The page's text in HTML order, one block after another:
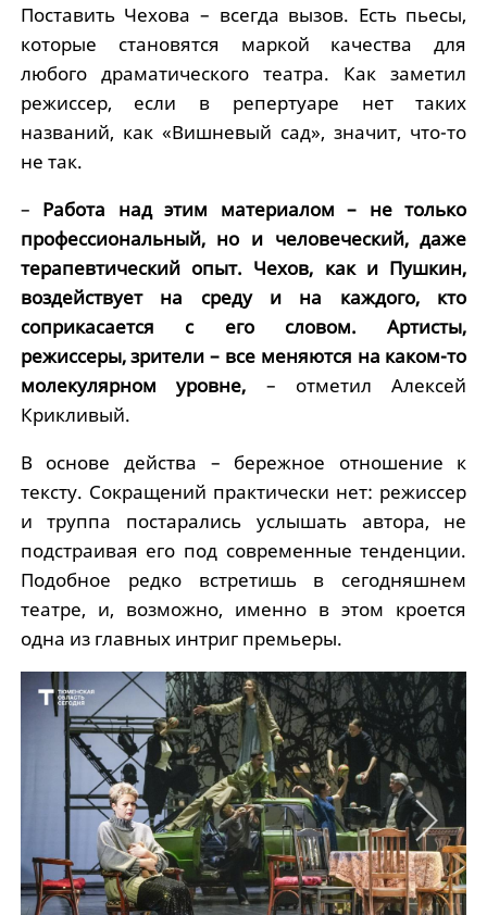
Поставить Чехова – всегда вызов. Есть пьесы,
которые становятся маркой качества для
любого драматического театра. Как заметил
режиссер, если в репертуаре нет таких
названий, как «Вишневый сад», значит, что-то
не так.
– Работа над этим материалом – не только
профессиональный, но и человеческий, даже
терапевтический опыт. Чехов, как и Пушкин,
воздействует на среду и на каждого, кто
соприкасается с его словом. Артисты,
режиссеры, зрители – все меняются на каком-то
молекулярном уровне, – отметил Алексей
Крикливый.
В основе действа – бережное отношение к
тексту. Сокращений практически нет: режиссер
и труппа постарались услышать автора, не
подстраивая его под современные тенденции.
Подобное редко встретишь в сегодняшнем
театре, и, возможно, именно в этом кроется
одна из главных интриг премьеры.